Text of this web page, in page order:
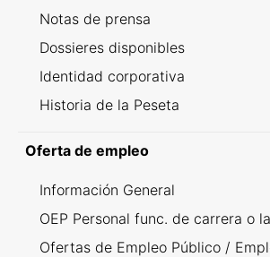
Notas de prensa
Dossieres disponibles
Identidad corporativa
Historia de la Peseta
Oferta de empleo
Información General
OEP Personal func. de carrera o
Ofertas de Empleo Público /